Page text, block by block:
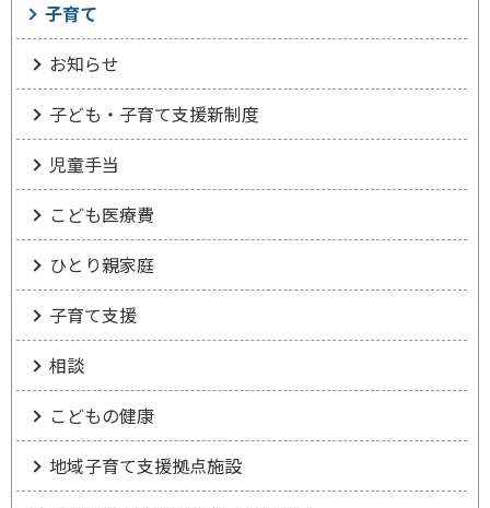
子育て
お知らせ
子ども・子育て支援新制度
児童手当
こども医療費
ひとり親家庭
子育て支援
相談
こどもの健康
地域子育て支援拠点施設